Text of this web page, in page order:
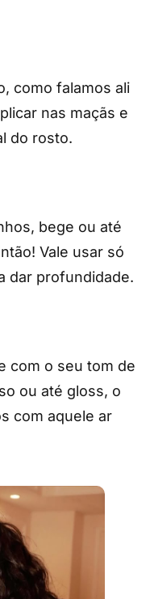
como falamos ali
nas maçãs e
do rosto.
bege ou até
Vale usar só
dar profundidade.
com o seu tom de
ou até gloss, o
com aquele ar